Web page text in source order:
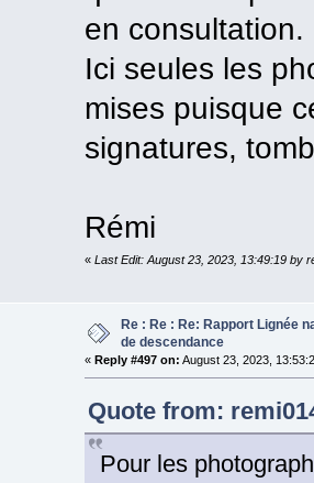
en consultation.
Ici seules les
mises puisque
signatures,
Rémi
«Last Edit: August 23, 2023, 13:49:19 by
Re : Re : Re: Rapport Lignée
de descendance
« Reply #497 on: August 23, 2023,
Quote from:
Pour les